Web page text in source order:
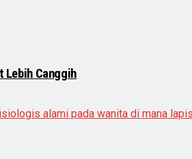
Lebih Canggih